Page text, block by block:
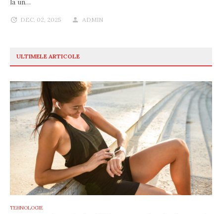
la un…
DEC. 02, 2025 ADMIN
ULTIMELE ARTICOLE
TEHNOLOGIE